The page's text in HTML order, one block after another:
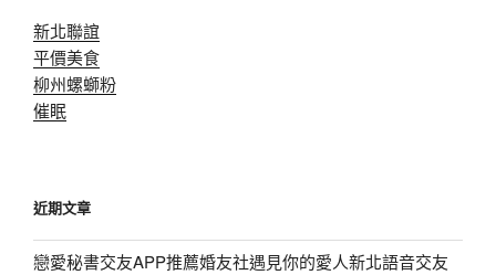
新北聯誼
平價美食
柳州螺螄粉
催眠
近期文章
戀愛秘書交友APP推薦婚友社遇見你的愛人新北語音交友